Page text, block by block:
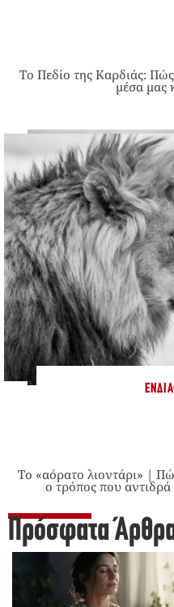
Το Πεδίο της Καρδιάς:
μέσα μας
Το «αόρατο λιοντάρι» |
ο τρόπος που
Πρόσφατα